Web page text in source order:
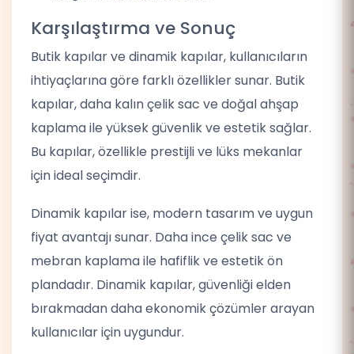
Karşılaştırma ve Sonuç
Butik kapılar ve dinamik kapılar, kullanıcıların
ihtiyaçlarına göre farklı özellikler sunar. Butik
kapılar, daha kalın çelik sac ve doğal ahşap
kaplama ile yüksek güvenlik ve estetik sağlar.
Bu kapılar, özellikle prestijli ve lüks mekanlar
için ideal seçimdir.
Dinamik kapılar ise, modern tasarım ve uygun
fiyat avantajı sunar. Daha ince çelik sac ve
mebran kaplama ile hafiflik ve estetik ön
plandadır. Dinamik kapılar, güvenliği elden
bırakmadan daha ekonomik çözümler arayan
kullanıcılar için uygundur.